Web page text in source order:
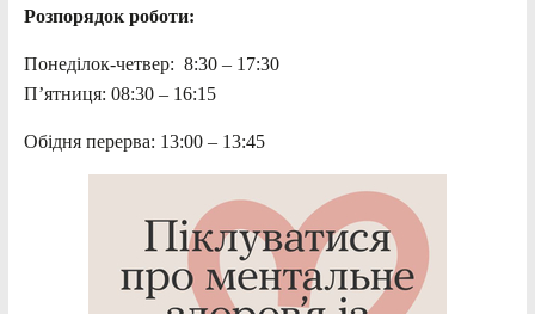
Розпорядок роботи:
Понеділок-четвер: 8:30 – 17:30
П’ятниця: 08:30 – 16:15
Обідня перерва: 13:00 – 13:45